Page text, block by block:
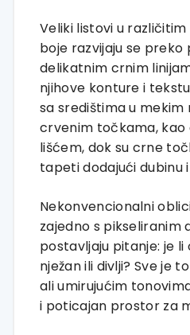
Veliki listovi u
boje razvijaju se preko
delikatnim crnim
njihove konture i
sa središtima u mekim
crvenim točkama, kao
lišćem, dok su crne
tapeti dodajući dubinu
Nekonvencionalni
zajedno s pikseliranim
postavljaju pitanje: je
nježan ili divlji? Sve je
ali umirujućim
i poticajan prostor za